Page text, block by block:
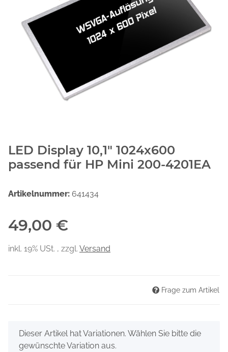
LED Display 10,1" 1024x600
passend für HP Mini 200-4201EA
Artikelnummer: 641434
49,00 €
inkl. 19% USt. , zzgl. Versand
Frage zum Artikel
x
Dieser Artikel hat Variationen. Wählen Sie bitte die
gewünschte Variation aus.